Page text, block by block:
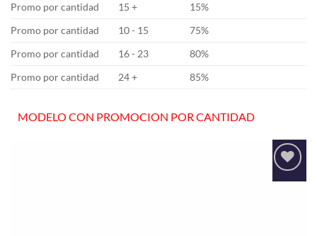
Promo por cantidad
15 +
15%
Promo por cantidad
10 - 15
75%
Promo por cantidad
16 - 23
80%
Promo por cantidad
24 + 85%
MODELO CON PROMOCION POR CANTIDAD
Añadir